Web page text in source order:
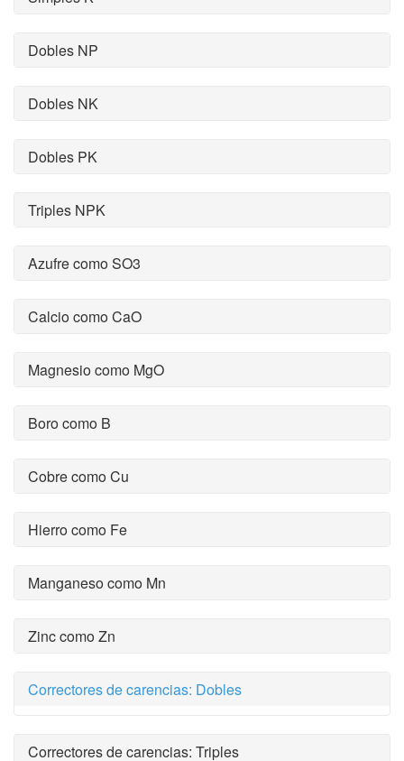
Dobles NP
Dobles NK
Dobles PK
Triples NPK
Azufre como SO3
Calcio como CaO
Magnesio como MgO
Boro como B
Cobre como Cu
Hierro como Fe
Manganeso como Mn
Zinc como Zn
Correctores de carencias: Dobles
Correctores de carencias: Triples